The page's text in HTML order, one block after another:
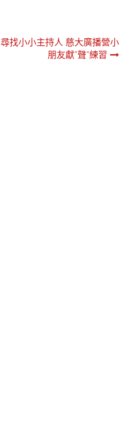
尋找小小主持人 慈大廣播營小
朋友獻”聲”練習